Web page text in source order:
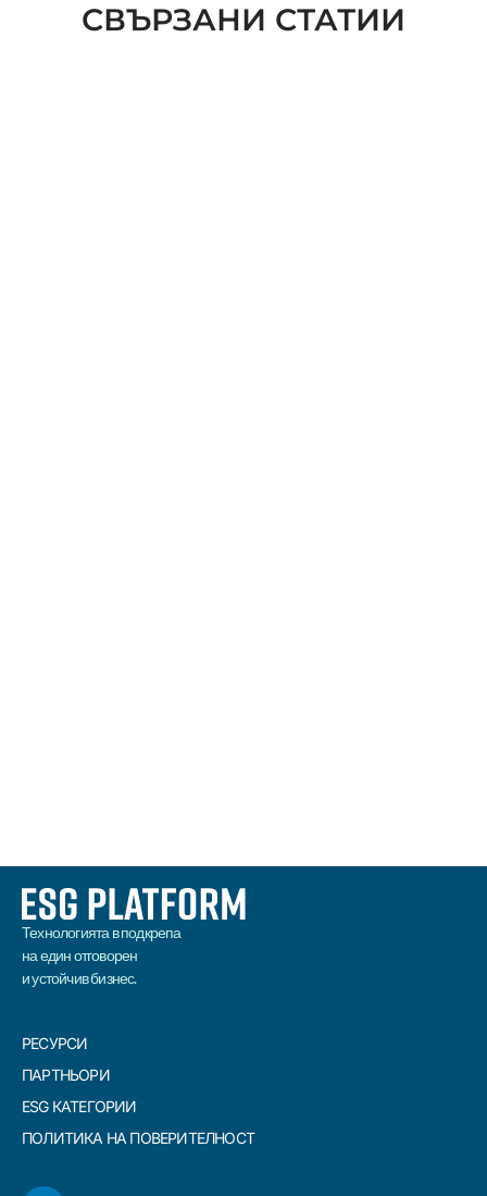
СВЪРЗАНИ СТАТИИ
Технологията в подкрепа
на един отговорен
и устойчив бизнес.
РЕСУРСИ
ПАРТНЬОРИ
ESG КАТЕГОРИИ
ПОЛИТИКА НА ПОВЕРИТЕЛНОСТ